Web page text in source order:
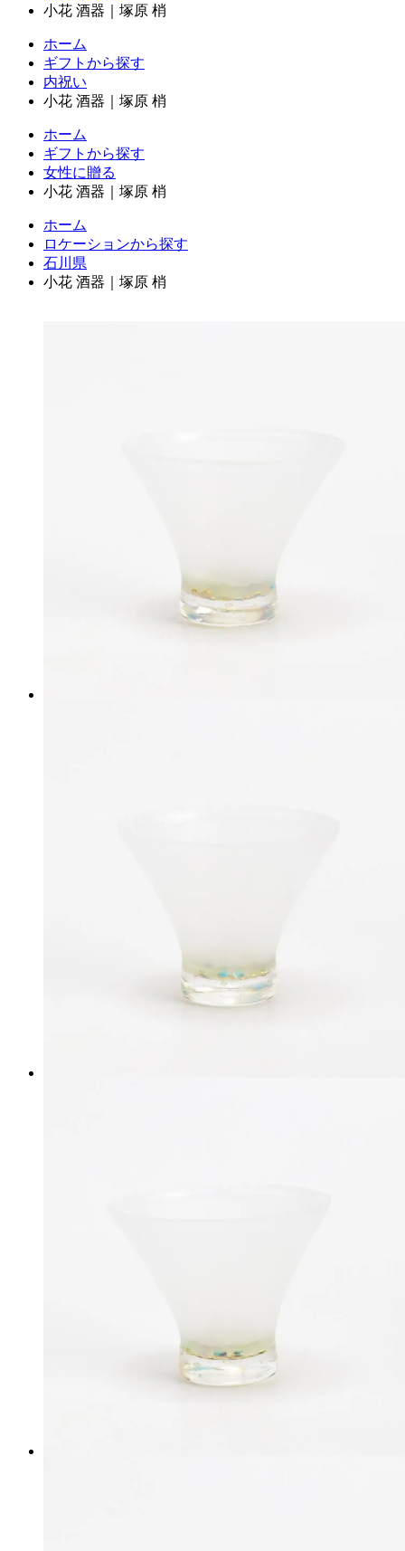
小花 酒器｜塚原 梢
ホーム
ギフトから探す
内祝い
小花 酒器｜塚原 梢
ホーム
ギフトから探す
女性に贈る
小花 酒器｜塚原 梢
ホーム
ロケーションから探す
石川県
小花 酒器｜塚原 梢